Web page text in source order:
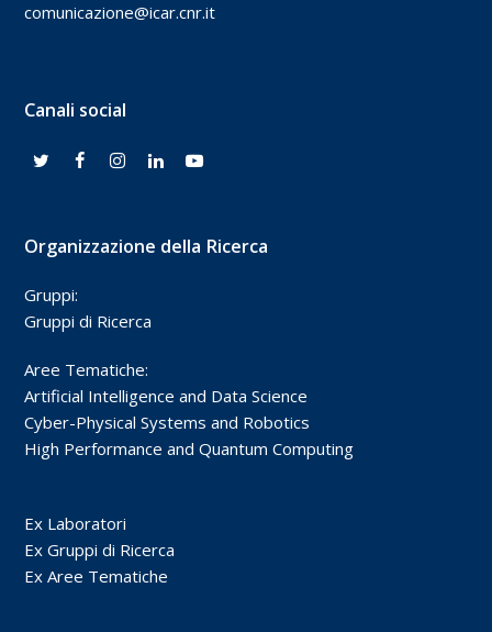
comunicazione@icar.cnr.it
Canali social
Organizzazione della Ricerca
Gruppi:
Gruppi di Ricerca
Aree Tematiche:
Artificial Intelligence and Data Science
Cyber-Physical Systems and Robotics
High Performance and Quantum Computing
Ex Laboratori
Ex Gruppi di Ricerca
Ex Aree Tematiche